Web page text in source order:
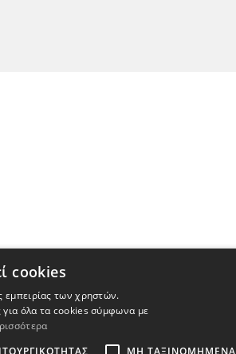
cookies
εμπειρίας των χρηστών.
για όλα τα cookies σύμφωνα με
ΜΗ ΤΑΞΙΝΟΜΗΜΈΝΑ